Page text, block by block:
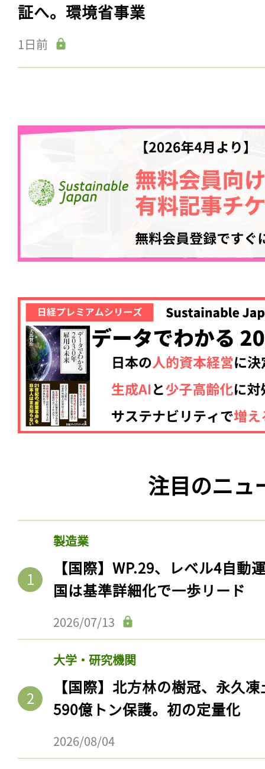
証へ。環境省事業
1日前
注目のニュ
製造業
【国際】WP.29、レベル4自動
国は基準詳細化で一歩リード
2026/07/13
大学・研究機関
【国際】北方林の樹冠、永久
590億トン保護。初の定量化
2026/08/04
記事をお気に入りに
ログイン
会員登録